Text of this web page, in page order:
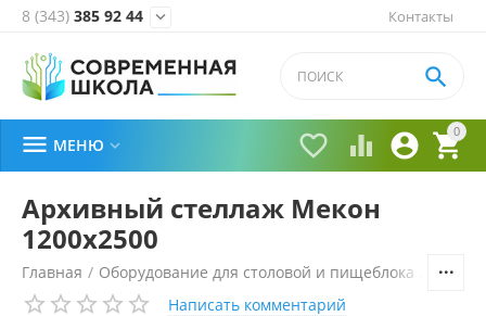
Контакты
8 (343) 385 92 44 
0


 

 МЕНЮ 
Архивный стеллаж Мекон
1200х2500
Главная / Оборудование для столовой и пищеблока
Написать комментарий